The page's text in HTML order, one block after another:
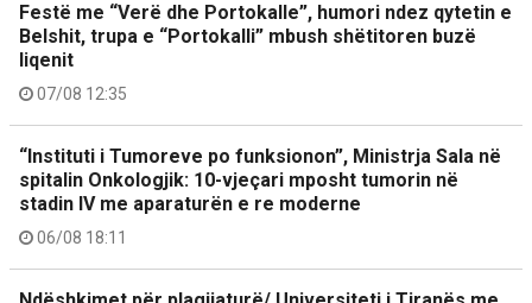
Festë me “Verë dhe Portokalle”, humori ndez qytetin e
Belshit, trupa e “Portokalli” mbush shëtitoren buzë
liqenit
07/08 12:35
“Instituti i Tumoreve po funksionon”, Ministrja Sala në
spitalin Onkologjik: 10-vjeçari mposht tumorin në
stadin IV me aparaturën e re moderne
06/08 18:11